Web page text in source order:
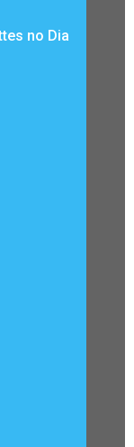
no Dia